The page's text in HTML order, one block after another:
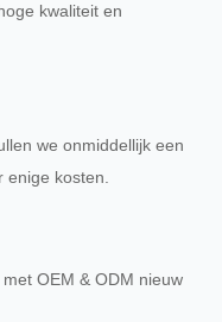
kwaliteit en
we onmiddellijk een
kosten.
OEM & ODM nieuw